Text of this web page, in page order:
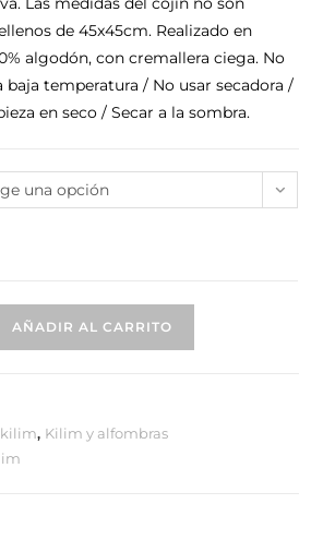
de 45x45cm. Realizado en
algodón, con cremallera ciega. No
baja temperatura / No usar secadora /
en seco / Secar a la sombra.
una opción
AÑADIR AL CARRITO
kilim, Kilim y alfombras